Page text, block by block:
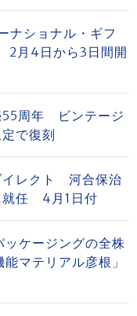
ナショナル・ギフ
2月4日から3日間開
55周年 ビンテージ
で復刻
イレクト 河合保治
就任 4月1日付
ケージングの全株
マテリアル彦根」